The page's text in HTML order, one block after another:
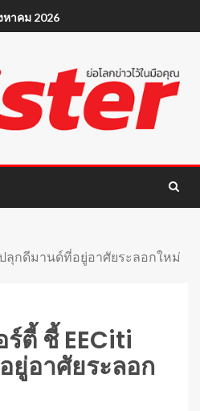
หาคม 2026
ลุกดีมานด์ที่อยู่อาศัยระลอกใหม่
ตี้ ชี้ EECiti
อาศัยระลอก